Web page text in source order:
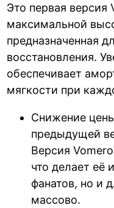
Это первая версия
максимальной
предназначенная
восстановления.
обеспечивает
мягкости при
Снижение
предыдущей
Версия
что делает её
фанатов, но и
массово.